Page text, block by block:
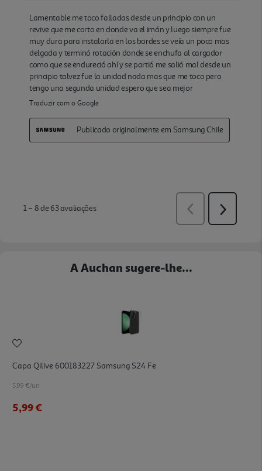
A Auchan sugere-lhe...
Capa Qilive 600183227 Samsung S24 Fe
5.99 €/un
5,99 €